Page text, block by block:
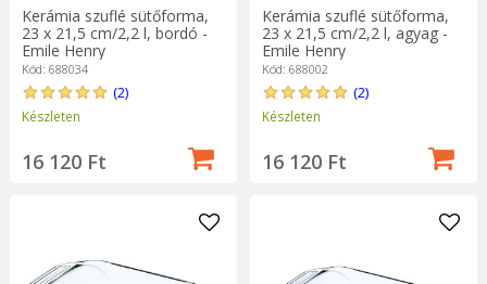
Kerámia szuflé sütőforma,
23 x 21,5 cm/2,2 l, bordó -
Emile Henry
Kód: 688034
(2)
Készleten
16 120 Ft
Kerámia szuflé sütőforma,
23 x 21,5 cm/2,2 l, agyag -
Emile Henry
Kód: 688002
(2)
Készleten
16 120 Ft